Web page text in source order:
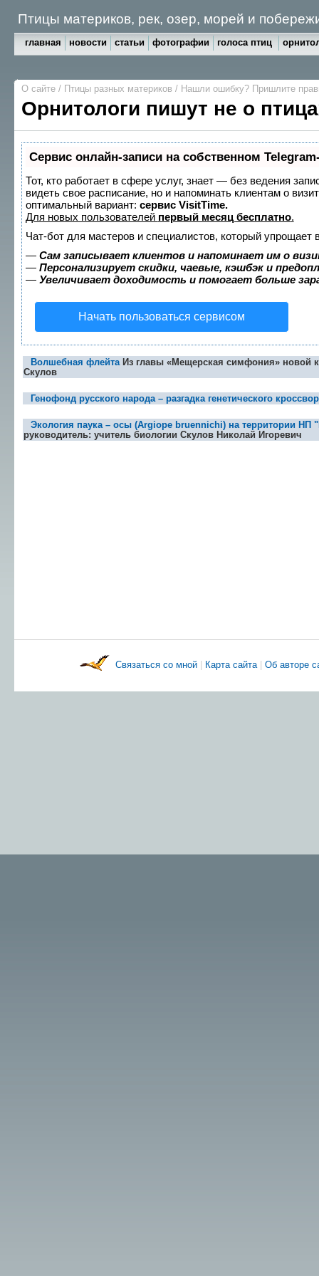
Птицы материков, рек, озер, морей и
главная новости статьи фотографии голоса птиц
О сайте / Птицы разных материков / Нашли ошибку? Пришлите
Орнитологи пишут не о
Сервис онлайн-записи на собственном
Тот, кто работает в сфере услуг, знает — без ведения
видеть свое расписание, но и напоминать клиентам о
оптимальный вариант: сервис VisitTime.
Для новых пользователей первый месяц бесплатно.
Чат-бот для мастеров и специалистов, который упрощает
— Сам записывает клиентов и напоминает им о
— Персонализирует скидки, чаевые, кэшбэк и
— Увеличивает доходимость и помогает больше
Начать пользоваться сервисом
Волшебная флейта Из главы «Мещерская симфония» новой
Скулов
Генофонд русского народа – разгадка генетического
Экология паука – осы (Argiope bruennichi) на территории
руководитель: учитель биологии Скулов Николай Игоревич
Связаться со мной Карта сайта|Об авторе